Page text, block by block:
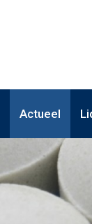
Actueel